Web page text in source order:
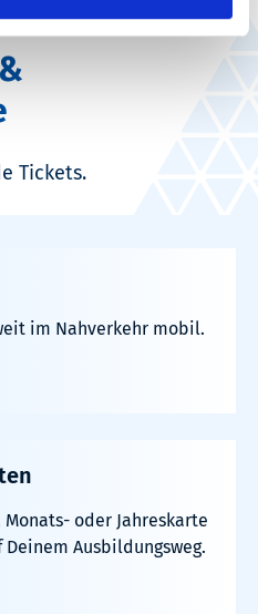
Tickets.
im Nahverkehr mobil.
oder Jahreskarte
Ausbildungsweg.